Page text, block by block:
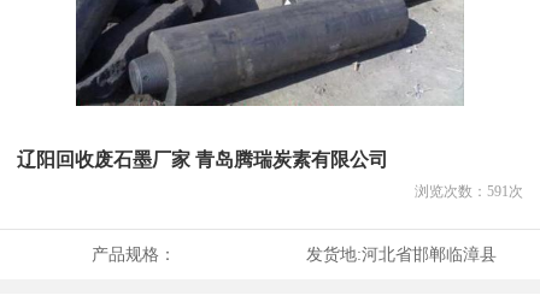
辽阳回收废石墨厂家 青岛腾瑞炭素有限公司
浏览次数： 591次
产品规格： 发货地:河北省邯郸临漳县